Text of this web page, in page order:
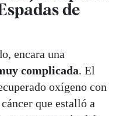
de
encara una
complicada. El
oxígeno con
que estalló a